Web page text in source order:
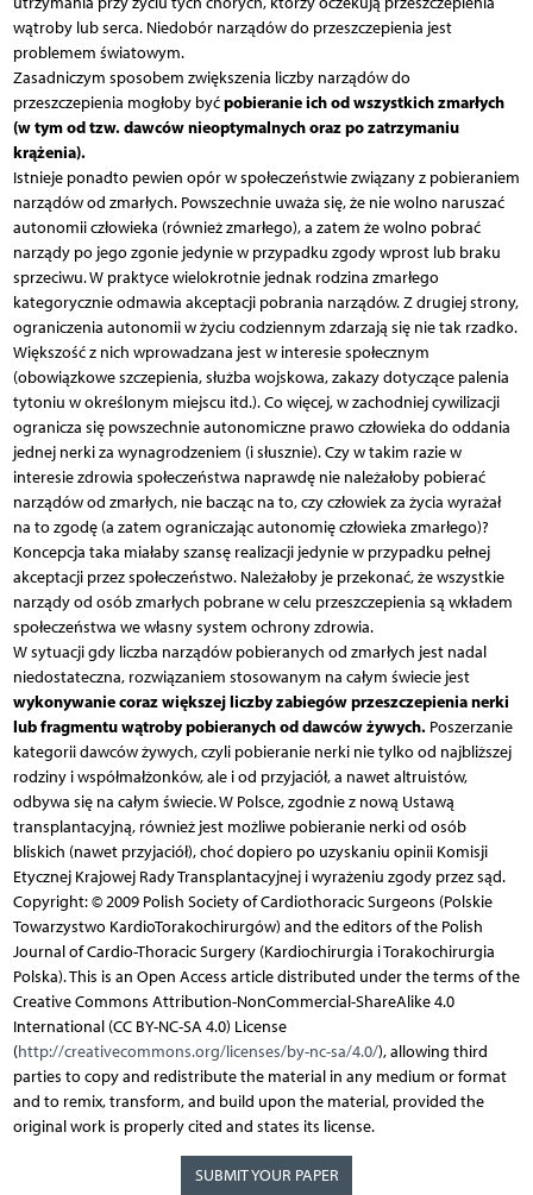
wątroby lub serca. Niedobór narządów do przeszczepienia jest
problemem światowym.
Zasadniczym sposobem zwiększenia liczby narządów do
przeszczepienia mogłoby byćpobieranie ich od wszystkich zmarłych
(w tym od tzw. dawców nieoptymalnych oraz po zatrzymaniu
krążenia).
Istnieje ponadto pewien opór w społeczeństwie związany z pobieraniem
narządów od zmarłych. Powszechnie uważa się, że nie wolno naruszać
autonomii człowieka (również zmarłego), a zatem że wolno pobrać
narządy po jego zgonie jedynie w przypadku zgody wprost lub braku
sprzeciwu. W praktyce wielokrotnie jednak rodzina zmarłego
kategorycznie odmawia akceptacji pobrania narządów. Z drugiej strony,
ograniczenia autonomii w życiu codziennym zdarzają się nie tak rzadko.
Większość z nich wprowadzana jest w interesie społecznym
(obowiązkowe szczepienia, służba wojskowa, zakazy dotyczące palenia
tytoniu w określonym miejscu itd.). Co więcej, w zachodniej cywilizacji
ogranicza się powszechnie autonomiczne prawo człowieka do oddania
jednej nerki za wynagrodzeniem (i słusznie). Czy w takim razie w
interesie zdrowia społeczeństwa naprawdę nie należałoby pobierać
narządów od zmarłych, nie bacząc na to, czy człowiek za życia wyrażał
na to zgodę (a zatem ograniczając autonomię człowieka zmarłego)?
Koncepcja taka miałaby szansę realizacji jedynie w przypadku pełnej
akceptacji przez społeczeństwo. Należałoby je przekonać, że wszystkie
narządy od osób zmarłych pobrane w celu przeszczepienia są wkładem
społeczeństwa we własny system ochrony zdrowia.
W sytuacji gdy liczba narządów pobieranych od zmarłych jest nadal
niedostateczna, rozwiązaniem stosowanym na całym świecie jest
wykonywanie coraz większej liczby zabiegów przeszczepienia nerki
lub fragmentu wątroby pobieranych od dawców żywych. Poszerzanie
kategorii dawców żywych, czyli pobieranie nerki nie tylko od najbliższej
rodziny i współmałżonków, ale i od przyjaciół, a nawet altruistów,
odbywa się na całym świecie. W Polsce, zgodnie z nową Ustawą
transplantacyjną, również jest możliwe pobieranie nerki od osób
bliskich (nawet przyjaciół), choć dopiero po uzyskaniu opinii Komisji
Etycznej Krajowej Rady Transplantacyjnej i wyrażeniu zgody przez sąd.
Copyright: © 2009 Polish Society of Cardiothoracic Surgeons (Polskie
Towarzystwo KardioTorakochirurgów) and the editors of the Polish
Journal of Cardio-Thoracic Surgery (Kardiochirurgia i Torakochirurgia
Polska). This is an Open Access article distributed under the terms of the
Creative Commons Attribution-NonCommercial-ShareAlike 4.0
International (CC BY-NC-SA 4.0) License
(http://creativecommons.org/licenses/by-nc-sa/4.0/), allowing third
parties to copy and redistribute the material in any medium or format
and to remix, transform, and build upon the material, provided the
original work is properly cited and states its license.
SUBMIT YOUR PAPER